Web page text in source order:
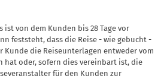
ist von dem Kunden bis 28 Tage vor
feststeht, dass die Reise - wie gebucht -
die Reiseunterlagen entweder vom
hat oder, sofern dies vereinbart ist, die
für den Kunden zur